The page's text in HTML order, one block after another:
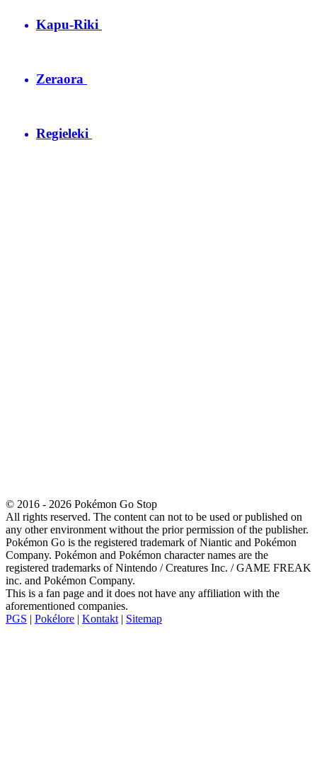
Kapu-Riki
Zeraora
Regieleki
© 2016 - 2026 Pokémon Go Stop
All rights reserved. The content can not to be used or published on
any other environment without the prior permission of the publisher.
Pokémon Go is the registered trademark of Niantic and Pokémon
Company. Pokémon and Pokémon character names are the
registered trademarks of Nintendo / Creatures Inc. / GAME FREAK
inc. and Pokémon Company.
This is a fan page and it does not have any affiliation with the
aforementioned companies.
PGS | Pokélore | Kontakt | Sitemap